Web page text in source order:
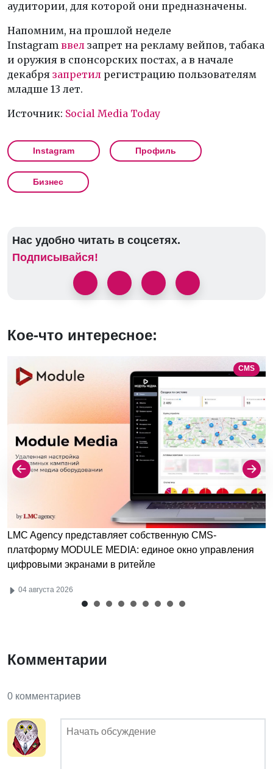
аудитории, для которой они предназначены.
Напомним, на прошлой неделе
Instagram ввел запрет на рекламу вейпов, табака
и оружия в спонсорских постах, а в начале
декабря запретил регистрацию пользователям
младше 13 лет.
Источник: Social Media Today
Instagram Профиль
Бизнес
Нас удобно читать в соцсетях.
Подписывайся!
Кое-что интересное:
CMS
LMC Agency представляет собственную CMS-
платформу MODULE MEDIA: единое окно управления
цифровыми экранами в ритейле
04 августа 2026
Комментарии
0 комментариев